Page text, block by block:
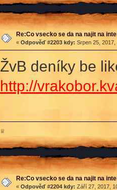
Re:Co vsecko se da na najit na
« Odpověď #2203 kdy: Srpen 25,
ŽvB deníky be
http://
♕
Re:Co vsecko se da na najit na
« Odpověď #2204 kdy: Září 27, 2017,